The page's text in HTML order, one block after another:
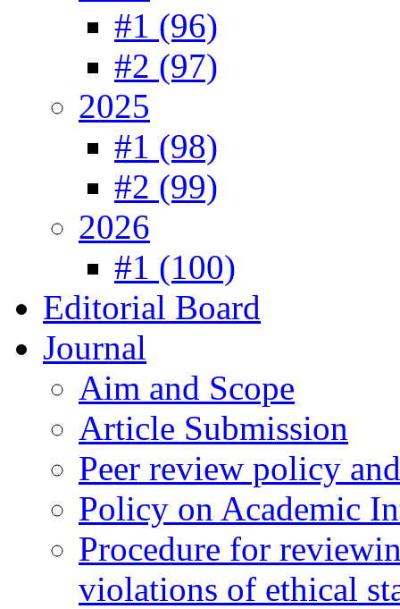
#1 (96)
#2 (97)
2025
#1 (98)
#2 (99)
2026
#1 (100)
Editorial Board
Journal
Aim and Scope
Article Submission
Peer review policy
Policy on Academic
Procedure for
violations of ethical